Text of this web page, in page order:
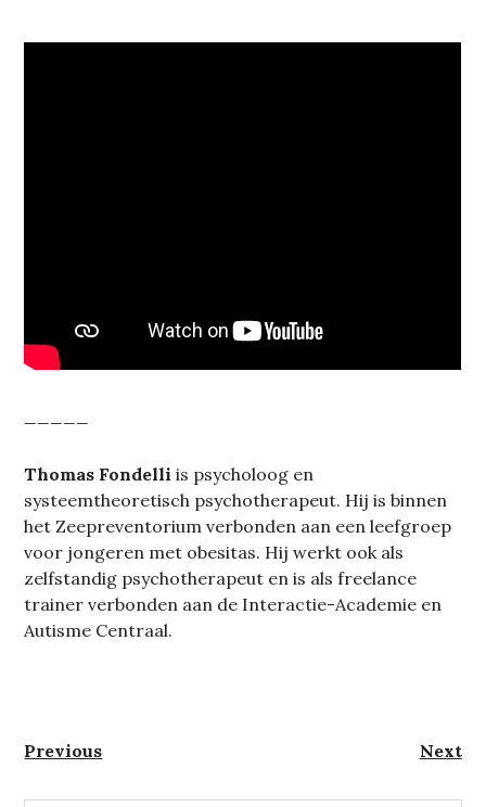
Thomas Fondelli is psycholoog en
systeemtheoretisch psychotherapeut. Hij is binnen
het Zeepreventorium verbonden aan een leefgroep
voor jongeren met obesitas. Hij werkt ook als
zelfstandig psychotherapeut en is als freelance
trainer verbonden aan de Interactie-Academie en
Autisme Centraal.
Berichtnavigatie
Previous
Next